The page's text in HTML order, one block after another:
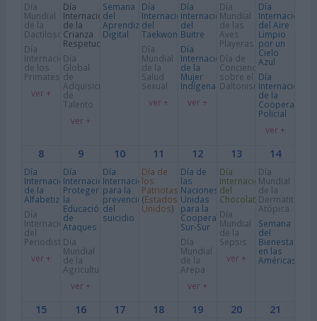
Día
Mundial
de la
Dactiloscopía
Día
Internacional
de los
Primates
ver +
Día
Internacional
de la
Crianza
Respetuosa
Día
Global
de
Adquisición
de
Talento
ver +
Semana
del
Aprendizaje
Digital
Día
Internacional
del
Taekwondo
Día
Mundial
de la
Salud
Sexual
ver +
Día
Internacional
del
Buitre
Día
Internacional
de la
Mujer
Indígena
ver +
Día
Mundial
de las
Aves
Playeras
Día de
Concienciación
sobre el
Daltonismo
Día
Internacional
del Aire
Limpio
por un
Cielo
Azul
Día
Internacional
de la
Cooperación
Policial
ver +
8
Día
Internacional
de la
Alfabetización
Día
Internacional
del
Periodista
ver +
9
Día
Internacional
Proteger
la
Educación
de
Ataques
Día
Mundial
de la
Agricultura
ver +
10
Día
Internacional
para la
prevención
del
suicidio
11
Día de
los
Patriotas
(Estados
Unidos)
12
Día de
las
Naciones
Unidas
para la
Cooperación
Sur-Sur
Día
Mundial
de la
Arepa
ver +
13
Día
Internacional
del
Chocolate
Día
Mundial
de la
Sepsis
ver +
14
Día
Mundial
de la
Dermatitis
Atópica
Semana
del
Bienestar
en las
Américas
15 16 17 18 19 20 21